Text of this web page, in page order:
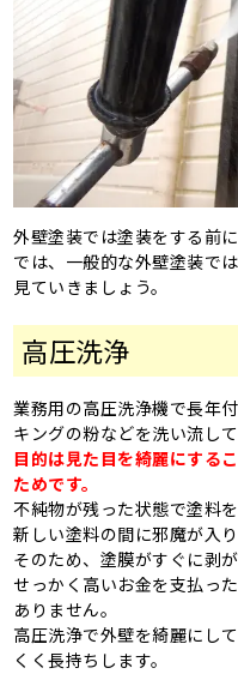
外壁塗装では塗装をする前
では、一般的な外壁塗装で
見ていきましょう。
高圧洗浄
業務用の高圧洗浄機で長年
キングの粉などを洗い流し
目的は見た目を綺麗にする
ためです。
不純物が残った状態で塗料
新しい塗料の間に邪魔が入り
そのため、塗膜がすぐに剥
せっかく高いお金を支払っ
ありません。
高圧洗浄で外壁を綺麗にし
くく長持ちします。